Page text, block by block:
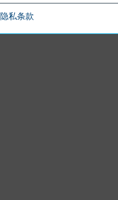
隐私条款